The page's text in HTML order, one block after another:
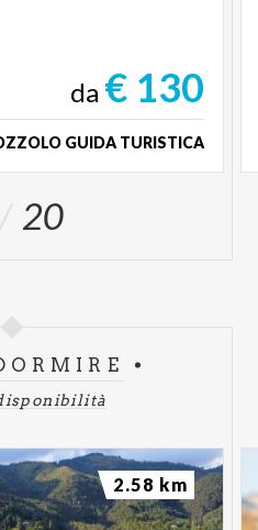
da € 130
GUIDA TURISTICA
20
2.58 km